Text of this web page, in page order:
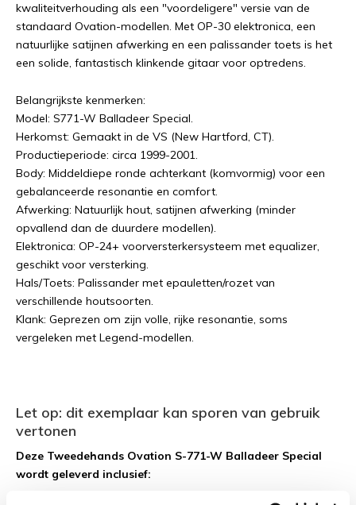
kwaliteitverhouding als een "voordeligere" versie van de
standaard Ovation-modellen. Met OP-30 elektronica, een
natuurlijke satijnen afwerking en een palissander toets is het
een solide, fantastisch klinkende gitaar voor optredens.
Belangrijkste kenmerken:
Model: S771-W Balladeer Special.
Herkomst: Gemaakt in de VS (New Hartford, CT).
Productieperiode: circa 1999-2001.
Body: Middeldiepe ronde achterkant (komvormig) voor een
gebalanceerde resonantie en comfort.
Afwerking: Natuurlijk hout, satijnen afwerking (minder
opvallend dan de duurdere modellen).
Elektronica: OP-24+ voorversterkersysteem met equalizer,
geschikt voor versterking.
Hals/Toets: Palissander met epauletten/rozet van
verschillende houtsoorten.
Klank: Geprezen om zijn volle, rijke resonantie, soms
vergeleken met Legend-modellen.
Let op: dit exemplaar kan sporen van gebruik
vertonen
Deze Tweedehands Ovation S-771-W Balladeer Special
wordt geleverd inclusief: